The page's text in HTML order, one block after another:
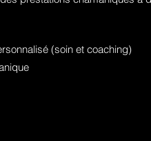
(soin et coaching)